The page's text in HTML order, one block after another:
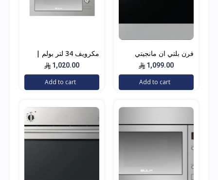
فرن بلتي ان مانجيتي
60سم كهرباء 4 وظائف
استيل
1,099.00
Add to cart
مكرويف 34 لتر بولم |
BULM بلت أن استيل
بشاشة معلومات
1,020.00
Add to cart